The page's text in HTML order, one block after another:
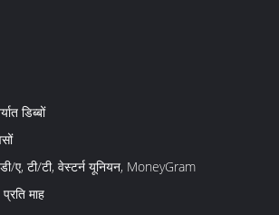
डिब्बों
ए, टी/टी, वेस्टर्न यूनियन, MoneyGram
माह